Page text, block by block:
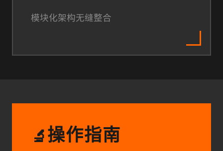
模块化架构无缝整合
🔬操作指南